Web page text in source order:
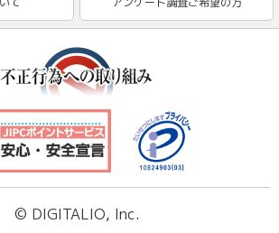
© DIGITALIO, Inc.